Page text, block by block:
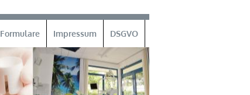
Formulare Impressum DSGVO